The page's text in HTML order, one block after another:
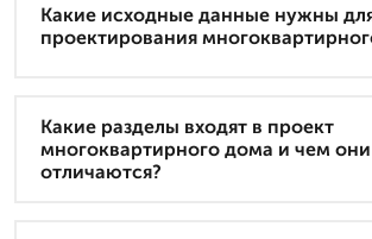
Какие исходные данные нужны
проектирования
Какие разделы входят в проект
многоквартирного дома и чем они
отличаются?